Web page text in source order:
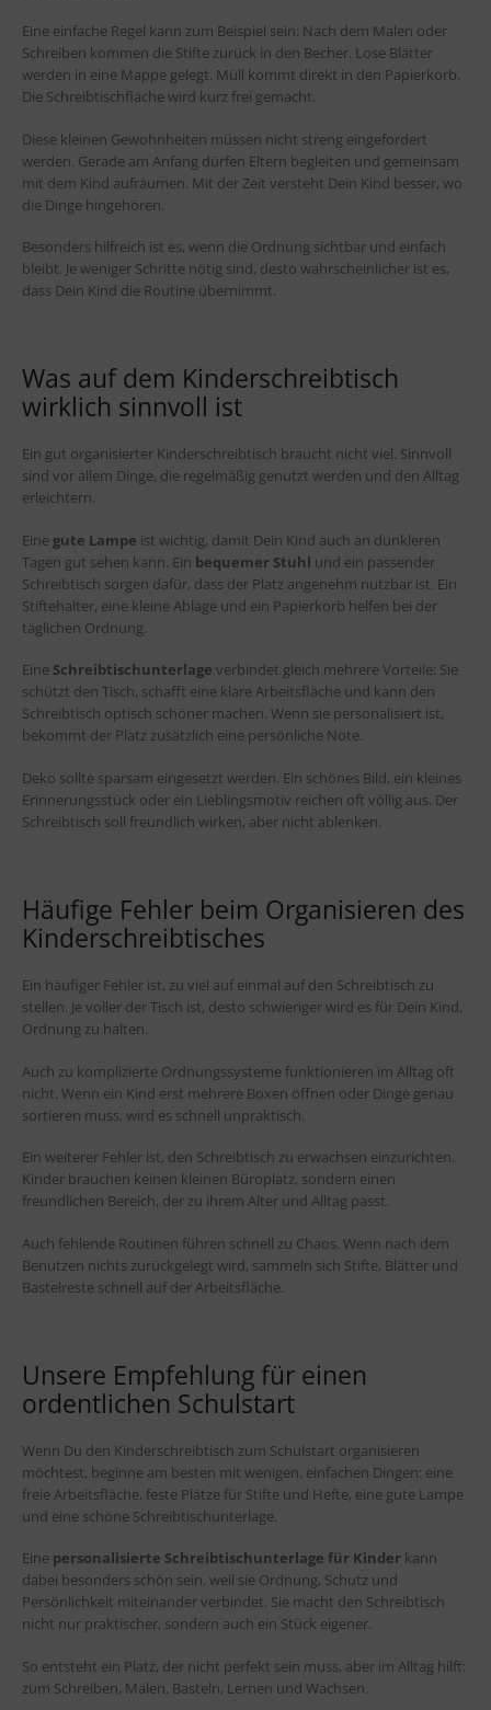
Eine einfache Regel kann zum Beispiel sein: Nach dem Malen oder
Schreiben kommen die Stifte zurück in den Becher. Lose Blätter
werden in eine Mappe gelegt. Müll kommt direkt in den Papierkorb.
Die Schreibtischfläche wird kurz frei gemacht.
Diese kleinen Gewohnheiten müssen nicht streng eingefordert
werden. Gerade am Anfang dürfen Eltern begleiten und gemeinsam
mit dem Kind aufräumen. Mit der Zeit versteht Dein Kind besser, wo
die Dinge hingehören.
Besonders hilfreich ist es, wenn die Ordnung sichtbar und einfach
bleibt. Je weniger Schritte nötig sind, desto wahrscheinlicher ist es,
dass Dein Kind die Routine übernimmt.
Was auf dem Kinderschreibtisch
wirklich sinnvoll ist
Ein gut organisierter Kinderschreibtisch braucht nicht viel. Sinnvoll
sind vor allem Dinge, die regelmäßig genutzt werden und den Alltag
erleichtern.
Eine gute Lampe ist wichtig, damit Dein Kind auch an dunkleren
Tagen gut sehen kann. Ein bequemer Stuhl und ein passender
Schreibtisch sorgen dafür, dass der Platz angenehm nutzbar ist. Ein
Stiftehalter, eine kleine Ablage und ein Papierkorb helfen bei der
täglichen Ordnung.
Eine Schreibtischunterlage verbindet gleich mehrere Vorteile: Sie
schützt den Tisch, schafft eine klare Arbeitsfläche und kann den
Schreibtisch optisch schöner machen. Wenn sie personalisiert ist,
bekommt der Platz zusätzlich eine persönliche Note.
Deko sollte sparsam eingesetzt werden. Ein schönes Bild, ein kleines
Erinnerungsstück oder ein Lieblingsmotiv reichen oft völlig aus. Der
Schreibtisch soll freundlich wirken, aber nicht ablenken.
Häufige Fehler beim Organisieren des
Kinderschreibtisches
Ein häufiger Fehler ist, zu viel auf einmal auf den Schreibtisch zu
stellen. Je voller der Tisch ist, desto schwieriger wird es für Dein Kind,
Ordnung zu halten.
Auch zu komplizierte Ordnungssysteme funktionieren im Alltag oft
nicht. Wenn ein Kind erst mehrere Boxen öffnen oder Dinge genau
sortieren muss, wird es schnell unpraktisch.
Ein weiterer Fehler ist, den Schreibtisch zu erwachsen einzurichten.
Kinder brauchen keinen kleinen Büroplatz, sondern einen
freundlichen Bereich, der zu ihrem Alter und Alltag passt.
Auch fehlende Routinen führen schnell zu Chaos. Wenn nach dem
Benutzen nichts zurückgelegt wird, sammeln sich Stifte, Blätter und
Bastelreste schnell auf der Arbeitsfläche.
Unsere Empfehlung für einen
ordentlichen Schulstart
Wenn Du den Kinderschreibtisch zum Schulstart organisieren
möchtest, beginne am besten mit wenigen, einfachen Dingen: eine
freie Arbeitsfläche, feste Plätze für Stifte und Hefte, eine gute Lampe
und eine schöne Schreibtischunterlage.
Eine personalisierte Schreibtischunterlage für Kinder kann
dabei besonders schön sein, weil sie Ordnung, Schutz und
Persönlichkeit miteinander verbindet. Sie macht den Schreibtisch
nicht nur praktischer, sondern auch ein Stück eigener.
So entsteht ein Platz, der nicht perfekt sein muss, aber im Alltag hilft:
zum Schreiben, Malen, Basteln, Lernen und Wachsen.